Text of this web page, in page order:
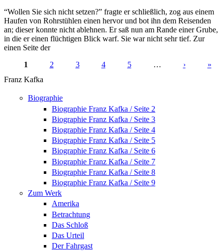
“Wollen Sie sich nicht setzen?” fragte er schließlich, zog aus einem
Haufen von Rohrstühlen einen hervor und bot ihn dem Reisenden
an; dieser konnte nicht ablehnen. Er saß nun am Rande einer Grube,
in die er einen flüchtigen Blick warf. Sie war nicht sehr tief. Zur
einen Seite der
Seiten
1 2 3 4 5 … ›
»
Franz Kafka
Biographie
Biographie Franz Kafka / Seite 2
Biographie Franz Kafka / Seite 3
Biographie Franz Kafka / Seite 4
Biographie Franz Kafka / Seite 5
Biographie Franz Kafka / Seite 6
Biographie Franz Kafka / Seite 7
Biographie Franz Kafka / Seite 8
Biographie Franz Kafka / Seite 9
Zum Werk
Amerika
Betrachtung
Das Schloß
Das Urteil
Der Fahrgast